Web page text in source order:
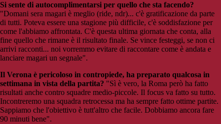
Si sente di autocomplimentarsi per quello che sta facendo?
"Domani sera magari è meglio (ride, ndr)... c'è gratificazione da parte
di tutti. Poteva essere una stagione più difficile, c'è soddisfazione per
come l'abbiamo affrontata. C'è questa ultima giornata che conta, alla
fine quello che rimane è il risultato finale. Se vince festeggi, se non ci
arrivi racconti... noi vorremmo evitare di raccontare come è andata e
lanciare magari un segnale".
Il Verona è pericoloso in contropiede, ha preparato qualcosa in
settimana in vista della partita? "Sì è vero, la Roma però ha fatto
risultati anche contro squadre medio-piccole. Il focus va fatto su tutto.
Incontreremo una squadra retrocessa ma ha sempre fatto ottime partite.
Sappiamo che l'obiettivo è tutt'altro che facile. Dobbiamo ancora fare
90 minuti bene".